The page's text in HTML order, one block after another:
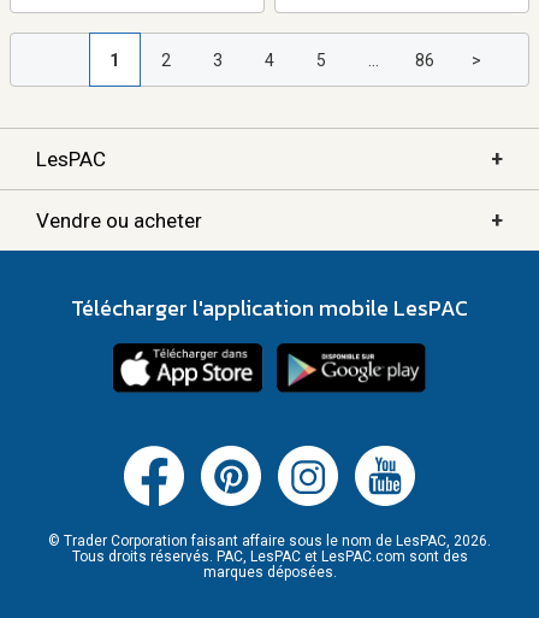
1 2 3 4 5 86 >
LesPAC +
Vendre ou acheter +
Télécharger l'application mobile LesPAC
© Trader Corporation faisant affaire sous le nom de LesPAC, 2026.
Tous droits réservés. PAC, LesPAC et LesPAC.com sont des
marques déposées.